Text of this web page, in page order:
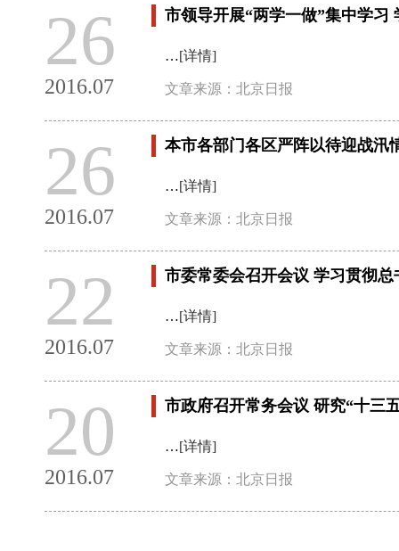
26
2016.07
市领导开展“两学一做”集中学习
…[详情]
文章来源：北京日报
26
2016.07
本市各部门各区严阵以待迎战汛
…[详情]
文章来源：北京日报
22
2016.07
市委常委会召开会议 学习贯彻
…[详情]
文章来源：北京日报
20
2016.07
市政府召开常务会议 研究“十三
…[详情]
文章来源：北京日报